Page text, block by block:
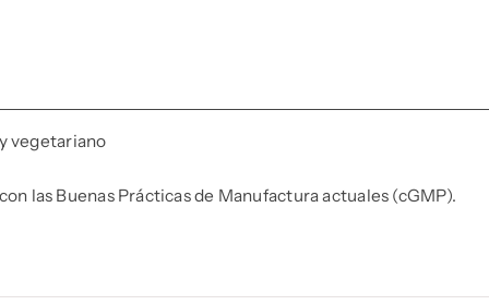
vegetariano
las Buenas Prácticas de Manufactura actuales (cGMP).